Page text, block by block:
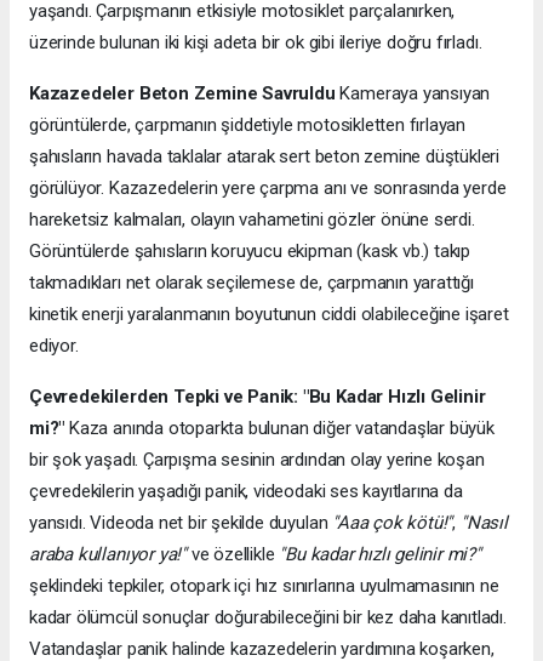
yaşandı. Çarpışmanın etkisiyle motosiklet parçalanırken,
üzerinde bulunan iki kişi adeta bir ok gibi ileriye doğru fırladı.
Kazazedeler Beton Zemine Savruldu Kameraya yansıyan
görüntülerde, çarpmanın şiddetiyle motosikletten fırlayan
şahısların havada taklalar atarak sert beton zemine düştükleri
görülüyor. Kazazedelerin yere çarpma anı ve sonrasında yerde
hareketsiz kalmaları, olayın vahametini gözler önüne serdi.
Görüntülerde şahısların koruyucu ekipman (kask vb.) takıp
takmadıkları net olarak seçilemese de, çarpmanın yarattığı
kinetik enerji yaralanmanın boyutunun ciddi olabileceğine işaret
ediyor.
Çevredekilerden Tepki ve Panik: "Bu Kadar Hızlı Gelinir
mi?" Kaza anında otoparkta bulunan diğer vatandaşlar büyük
bir şok yaşadı. Çarpışma sesinin ardından olay yerine koşan
çevredekilerin yaşadığı panik, videodaki ses kayıtlarına da
yansıdı. Videoda net bir şekilde duyulan "Aaa çok kötü!", "Nasıl
araba kullanıyor ya!"ve özellikle "Bu kadar hızlı gelinir mi?"
şeklindeki tepkiler, otopark içi hız sınırlarına uyulmamasının ne
kadar ölümcül sonuçlar doğurabileceğini bir kez daha kanıtladı.
Vatandaşlar panik halinde kazazedelerin yardımına koşarken,